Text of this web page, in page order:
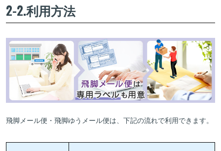
2-2.利用方法
飛脚メール便・飛脚ゆうメール便は、下記の流れで利用できます。